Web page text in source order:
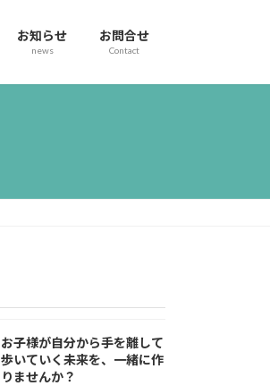
お知らせ
news
お問合せ
Contact
お子様が自分から手を離して
歩いていく未来を、一緒に作
りませんか？